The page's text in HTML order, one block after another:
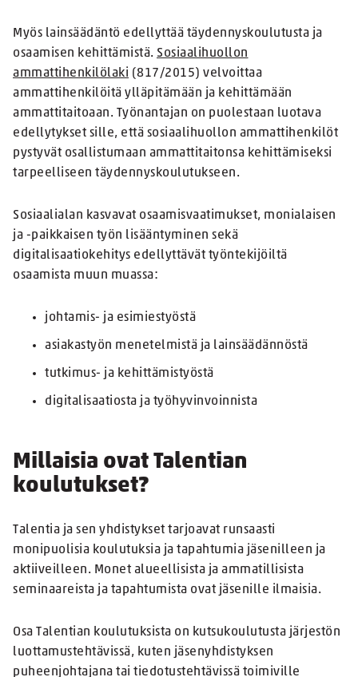
Myös lainsäädäntö edellyttää täydennyskoulutusta ja
osaamisen kehittämistä. Sosiaalihuollon
ammattihenkilölaki (817/2015) velvoittaa
ammattihenkilöitä ylläpitämään ja kehittämään
ammattitaitoaan. Työnantajan on puolestaan luotava
edellytykset sille, että sosiaalihuollon ammattihenkilöt
pystyvät osallistumaan ammattitaitonsa kehittämiseksi
tarpeelliseen täydennyskoulutukseen.
Sosiaalialan kasvavat osaamisvaatimukset, monialaisen
ja -paikkaisen työn lisääntyminen sekä
digitalisaatiokehitys edellyttävät työntekijöiltä
osaamista muun muassa:
johtamis- ja esimiestyöstä
asiakastyön menetelmistä ja lainsäädännöstä
tutkimus- ja kehittämistyöstä
digitalisaatiosta ja työhyvinvoinnista
Millaisia ovat Talentian
koulutukset?
Talentia ja sen yhdistykset tarjoavat runsaasti
monipuolisia koulutuksia ja tapahtumia jäsenilleen ja
aktiiveilleen. Monet alueellisista ja ammatillisista
seminaareista ja tapahtumista ovat jäsenille ilmaisia.
Osa Talentian koulutuksista on kutsukoulutusta järjestön
luottamustehtävissä, kuten jäsenyhdistyksen
puheenjohtajana tai tiedotustehtävissä toimiville